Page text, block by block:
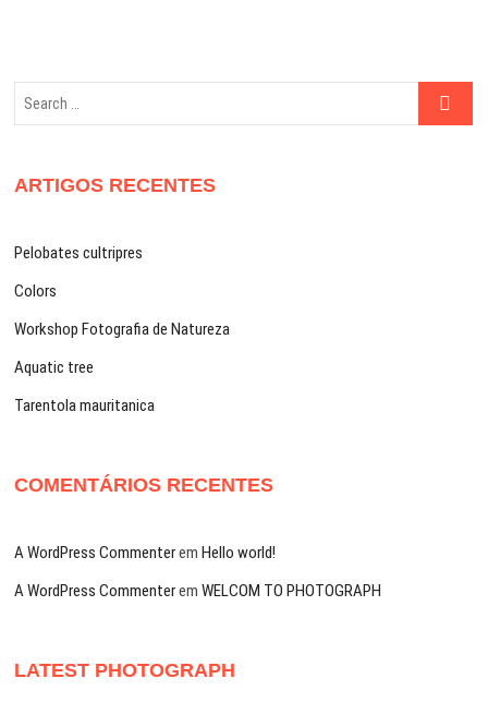
Search
ARTIGOS RECENTES
Pelobates cultripres
Colors
Workshop Fotografia de Natureza
Aquatic tree
Tarentola mauritanica
COMENTÁRIOS RECENTES
A WordPress CommenteremHello world!
A WordPress CommenteremWELCOM TO PHOTOGRAPH
LATEST PHOTOGRAPH